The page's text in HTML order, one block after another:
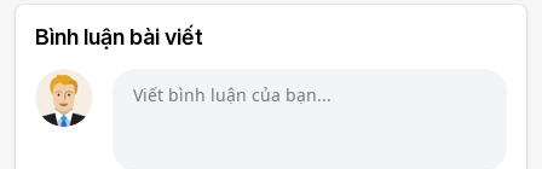
Bình luận bài viết